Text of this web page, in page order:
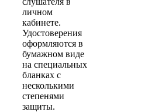
личном
кабинете.
Удостоверения
оформляются в
бумажном виде
на специальных
бланках с
несколькими
степенями
защиты.